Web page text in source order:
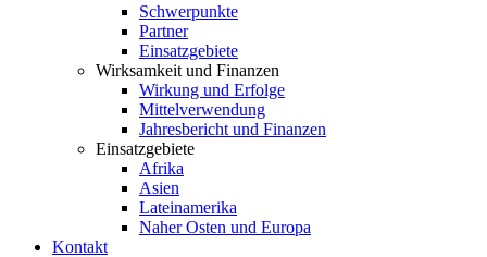
Schwerpunkte
Partner
Einsatzgebiete
Wirksamkeit und Finanzen
Wirkung und Erfolge
Mittelverwendung
Jahresbericht und Finanzen
Einsatzgebiete
Afrika
Asien
Lateinamerika
Naher Osten und Europa
Kontakt